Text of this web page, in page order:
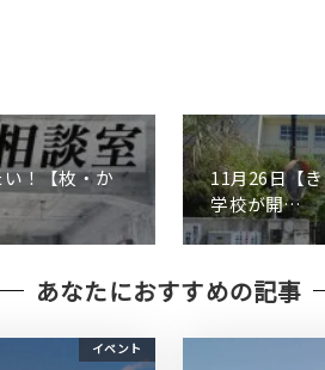
！【枚・か
11月26日【
学校が開…
あなたにおすすめの記事
イベント